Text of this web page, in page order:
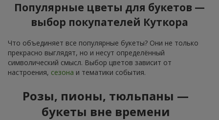
Популярные цветы для букетов —
выбор покупателей Куткора
Что объединяет все популярные букеты? Они не только
прекрасно выглядят, но и несут определённый
символический смысл. Выбор цветов зависит от
настроения, сезона и тематики события.
Розы, пионы, тюльпаны —
букеты вне времени